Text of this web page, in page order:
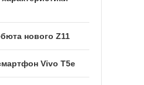
нового Z11
Vivo T5e